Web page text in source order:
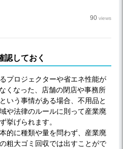
90 views
認しておく
プロジェクターや省エネ性能が
くなった、店舗の閉店や事務所
いう事情がある場合、不用品と
や法律のルールに則って産業廃
挙げられます。
的に種類や量を問わず、産業廃
粗大ゴミ回収では出すことがで